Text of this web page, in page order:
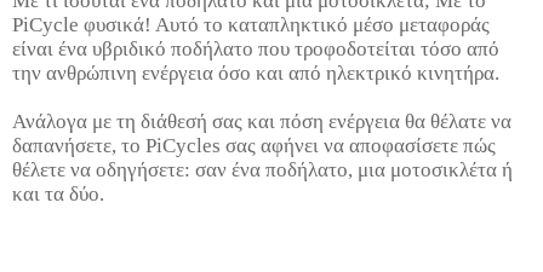
PiCycle φυσικά! Αυτό το καταπληκτικό μέσο μεταφοράς
είναι ένα υβριδικό ποδήλατο που τροφοδοτείται τόσο από
την ανθρώπινη ενέργεια όσο και από ηλεκτρικό κινητήρα.
Ανάλογα με τη διάθεσή σας και πόση ενέργεια θα θέλατε να
δαπανήσετε, το PiCycles σας αφήνει να αποφασίσετε πώς
θέλετε να οδηγήσετε: σαν ένα ποδήλατο, μια μοτοσικλέτα ή
και τα δύο.